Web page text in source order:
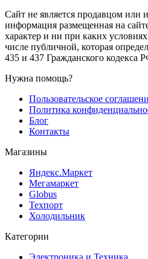
Сайт не является продавцом или
информация размещенная на
характер и ни при каких
числе публичной, которая
435 и 437 Гражданского кодекса
Нужна помощь?
Пользовательское
Политика
Блог
Контакты
Магазины
Яндекс.Маркет
Мегамаркет
Globus
Техпорт
Холодильник
Категории